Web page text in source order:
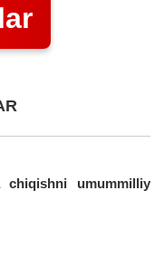
chiqishni umummilliy